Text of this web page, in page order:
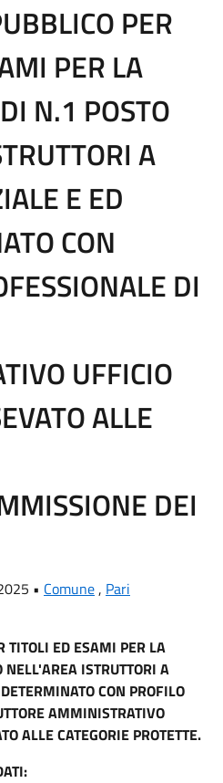
PER
PER LA
N.1 POSTO
A
E ED
CON
DI
UFFICIO
ALLE
DEI
• Comune, Pari
TITOLI ED ESAMI PER LA
NELL'AREA ISTRUTTORI A
CON PROFILO
AMMINISTRATIVO
ALLE CATEGORIE PROTETTE.